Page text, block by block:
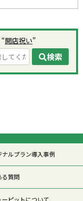
開店祝い”
検索
ナルプラン導入事例
る質問